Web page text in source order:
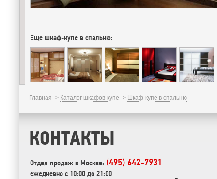
Еще шкаф-купе в спальню:
Главная -> Каталог шкафов-купе -> Шкаф-купе в спальню
КОНТАКТЫ
Отдел продаж в Москве: (495) 642-7931
ежедневно с 10:00 до 21:00